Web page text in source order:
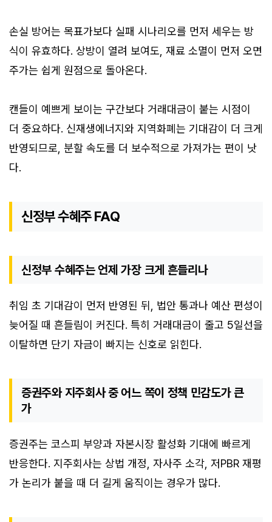
손실 방어는 목표가보다 실패 시나리오를 먼저 세우는 방
식이 유효하다. 상방이 열려 보여도, 재료 소멸이 먼저 오면
주가는 쉽게 원점으로 돌아온다.
캔들이 예쁘게 보이는 구간보다 거래대금이 붙는 시점이
더 중요하다. 신재생에너지와 지역화폐는 기대감이 더 크게
반영되므로, 분할 속도를 더 보수적으로 가져가는 편이 낫
다.
신정부 수혜주 FAQ
신정부 수혜주는 언제 가장 크게 흔들리나
취임 초 기대감이 먼저 반영된 뒤, 법안 통과나 예산 편성이
늦어질 때 흔들림이 커진다. 특히 거래대금이 줄고 5일선을
이탈하면 단기 자금이 빠지는 신호로 읽힌다.
증권주와 지주회사 중 어느 쪽이 정책 민감도가 큰
가
증권주는 코스피 부양과 자본시장 활성화 기대에 빠르게
반응한다. 지주회사는 상법 개정, 자사주 소각, 저PBR 재평
가 논리가 붙을 때 더 길게 움직이는 경우가 많다.